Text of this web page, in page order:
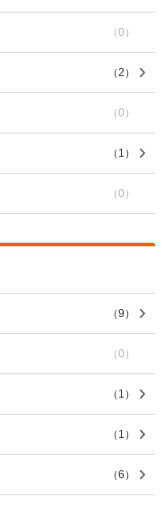
（0 ）
（2 ）
（0 ）
（ 1 ）
（0 ）
（9 ）
（0 ）
（ 1 ）
（ 1 ）
（6 ）